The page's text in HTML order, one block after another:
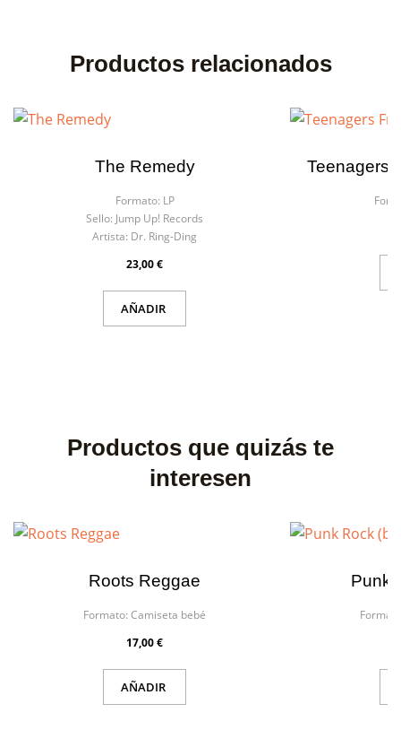
Productos relacionados
The Remedy
Formato: LP
Sello: Jump Up! Records
Artista: Dr. Ring-Ding
23,00 €
AÑADIR
Teenagers
Productos que quizás te
interesen
Roots Reggae
Formato: Camiseta bebé
17,00 €
AÑADIR
Punk